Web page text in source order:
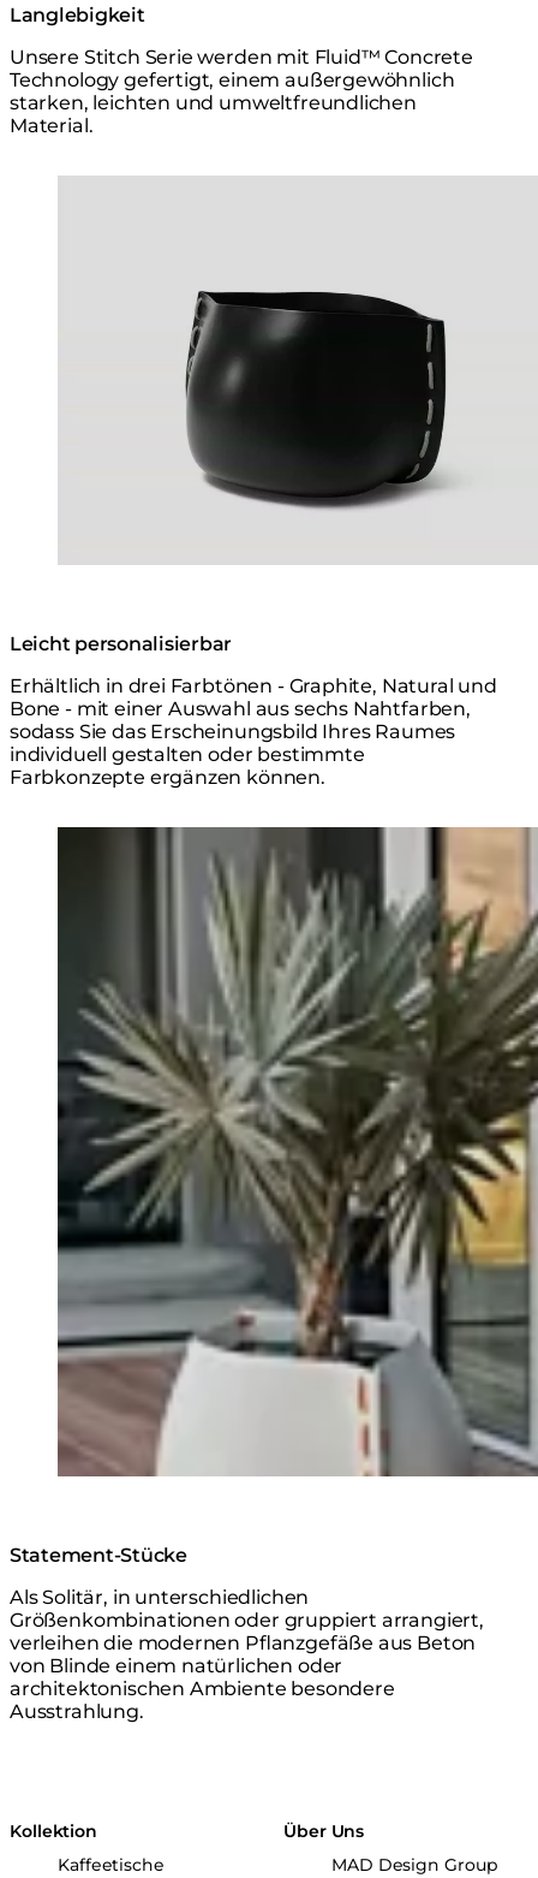
Langlebigkeit
Unsere Stitch Serie werden mit Fluid™ Concrete
Technology gefertigt, einem außergewöhnlich
starken, leichten und umweltfreundlichen
Material.
Leicht personalisierbar
Erhältlich in drei Farbtönen - Graphite, Natural und
Bone - mit einer Auswahl aus sechs Nahtfarben,
sodass Sie das Erscheinungsbild Ihres Raumes
individuell gestalten oder bestimmte
Farbkonzepte ergänzen können.
Statement-Stücke
Als Solitär, in unterschiedlichen
Größenkombinationen oder gruppiert arrangiert,
verleihen die modernen Pflanzgefäße aus Beton
von Blinde einem natürlichen oder
architektonischen Ambiente besondere
Ausstrahlung.
Kollektion
Kaffeetische
Über Uns
MAD Design Group